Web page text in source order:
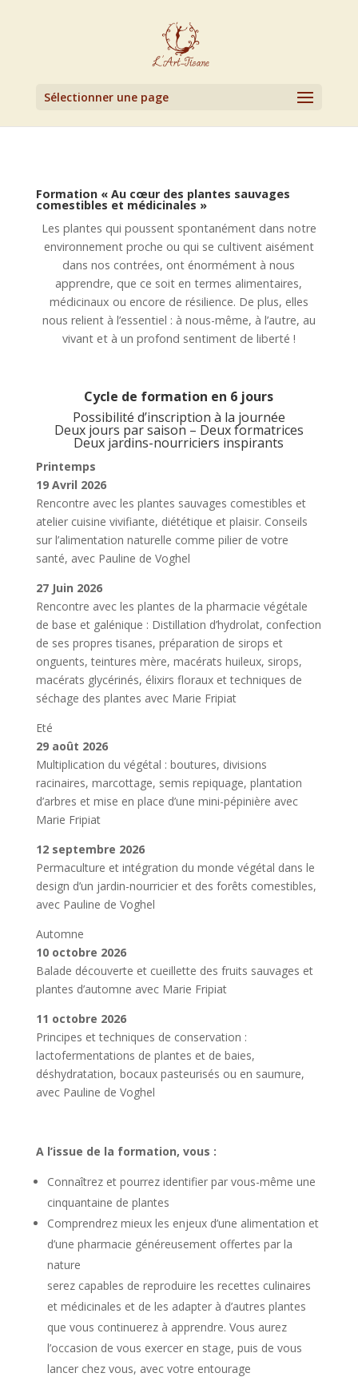
Sélectionner une page
Formation « Au cœur des plantes sauvages
comestibles et médicinales »
Les plantes qui poussent spontanément dans notre
environnement proche ou qui se cultivent aisément
dans nos contrées, ont énormément à nous
apprendre, que ce soit en termes alimentaires,
médicinaux ou encore de résilience. De plus, elles
nous relient à l’essentiel : à nous-même, à l’autre, au
vivant et à un profond sentiment de liberté !
Cycle de formation en 6 jours
Possibilité d’inscription à la journée
Deux jours par saison – Deux formatrices
Deux jardins-nourriciers inspirants
Printemps
19 Avril 2026
Rencontre avec les plantes sauvages comestibles et
atelier cuisine vivifiante, diététique et plaisir. Conseils
sur l’alimentation naturelle comme pilier de votre
santé, avec Pauline de Voghel
27 Juin 2026
Rencontre avec les plantes de la pharmacie végétale
de base et galénique : Distillation d’hydrolat, confection
de ses propres tisanes, préparation de sirops et
onguents, teintures mère, macérats huileux, sirops,
macérats glycérinés, élixirs floraux et techniques de
séchage des plantes avec Marie Fripiat
Eté
29 août 2026
Multiplication du végétal : boutures, divisions
racinaires, marcottage, semis repiquage, plantation
d’arbres et mise en place d’une mini-pépinière avec
Marie Fripiat
12 septembre 2026
Permaculture et intégration du monde végétal dans le
design d’un jardin-nourricier et des forêts comestibles,
avec Pauline de Voghel
Automne
10 octobre 2026
Balade découverte et cueillette des fruits sauvages et
plantes d’automne avec Marie Fripiat
11 octobre 2026
Principes et techniques de conservation :
lactofermentations de plantes et de baies,
déshydratation, bocaux pasteurisés ou en saumure,
avec Pauline de Voghel
A l’issue de la formation, vous :
Connaîtrez et pourrez identifier par vous-même une
cinquantaine de plantes
Comprendrez mieux les enjeux d’une alimentation et
d’une pharmacie généreusement offertes par la
nature
serez capables de reproduire les recettes culinaires
et médicinales et de les adapter à d’autres plantes
que vous continuerez à apprendre. Vous aurez
l’occasion de vous exercer en stage, puis de vous
lancer chez vous, avec votre entourage